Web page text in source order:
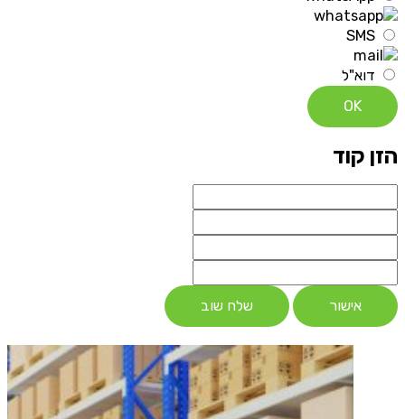
SMS
דוא"ל
OK
הזן קוד
אישור שלח שוב